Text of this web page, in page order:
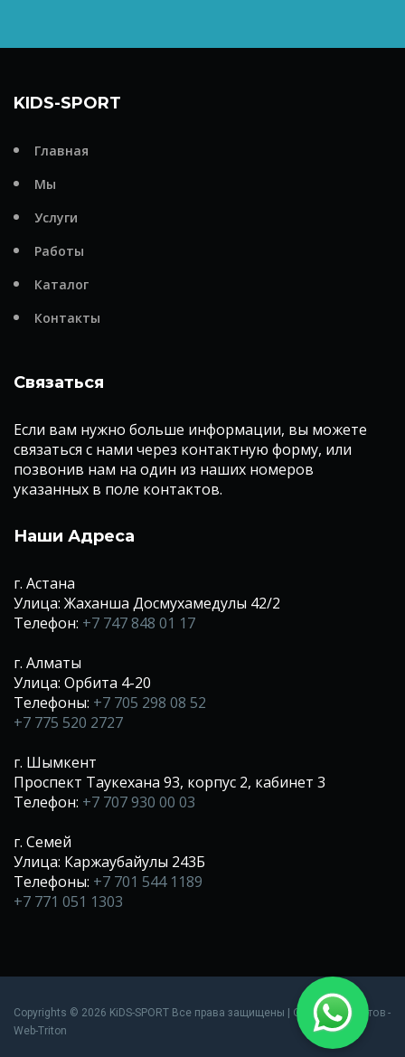
KIDS-SPORT
Главная
Мы
Услуги
Работы
Каталог
Контакты
Связаться
Если вам нужно больше информации, вы можете
связаться с нами через контактную форму, или
позвонив нам на один из наших номеров
указанных в поле контактов.
Наши Адреса
г. Астана
Улица: Жаханша Досмухамедулы 42/2
Телефон: +7 747 848 01 17
г. Алматы
Улица: Орбита 4-20
Телефоны: +7 705 298 08 52
+7 775 520 2727
г. Шымкент
Проспект Таукехана 93, корпус 2, кабинет 3
Телефон: +7 707 930 00 03
г. Семей
Улица: Каржаубайулы 243Б
Телефоны: +7 701 544 1189
+7 771 051 1303
Copyrights © 2026 KiDS-SPORT Все права защищены | Создание сайтов -
Web-Triton